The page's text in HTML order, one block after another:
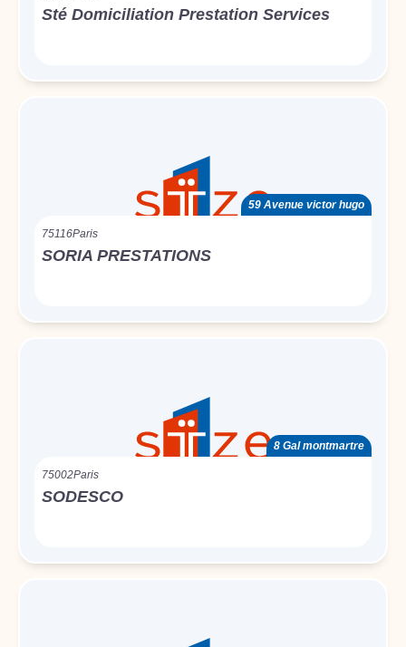
Sté Domiciliation Prestation Services
59 Avenue victor hugo
75116Paris
SORIA PRESTATIONS
8 Gal montmartre
75002Paris
SODESCO